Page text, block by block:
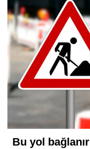
Bu yol bağlanır